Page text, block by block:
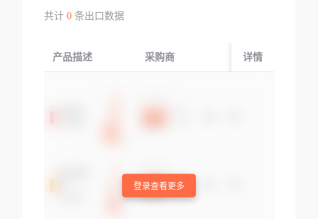
共计 0条出口数据
产品描述 采购商 起运国/地区
详情
登录查看更多